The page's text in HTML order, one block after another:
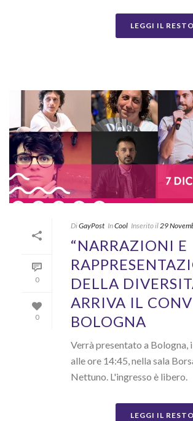
LEGGI IL RESTO
0
0
DiGayPost InCool Inserito il29
“NARRAZIONI E
DELLA
ARRIVA IL
BOLOGNA
Verrà presentato a Bologna,
alle ore 14:45, nella sala
Nettuno. L'ingresso è libero.
LEGGI IL RESTO